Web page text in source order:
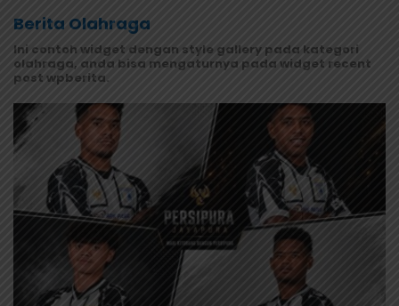
Berita Olahraga
Ini contoh widget dengan style gallery pada kategori
olahraga, anda bisa mengaturnya pada widget recent
post wpberita.